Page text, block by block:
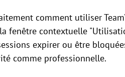
comment utiliser
fenêtre contextuelle
expirer ou être
comme professionnelle.